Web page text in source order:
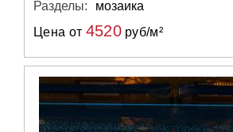
Разделы:
мозаика
Цена от 4520руб/м²